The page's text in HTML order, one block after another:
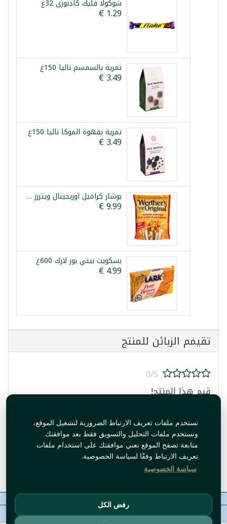
نستخدم ملفات تعريف الارتباط الضرورية لتشغيل الموقع،
ونستخدم ملفات التحليل والتسويق فقط بعد موافقتك.
متابعة تصفح الموقع تعني موافقتك على استخدام ملفات
تعريف الارتباط وفقًا لسياسة الخصوصية.
سياسة الخصوصية
رفض الكل
شوكولا فليك كادبوري 32غ
تمرية بالسمسم نالیا 150غ
تمرية بقهوة الموكا نالیا 150غ
بوشار كراميل اوريجينال ويثررز 624غ
بسكويت بيتي بور لارك 600غ
تقيمم الزبائن للمنتج
0/5
قيم هذا المنتج!
قيم المنتج
معلومات عنا
حقوق النشر©Tawfeer 2018-2026